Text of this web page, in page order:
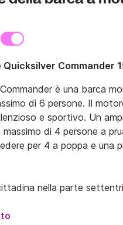
Commander
è una barca
di 6 persone. Il
e sportivo. Un
massimo di 4 persone a
per 4 a poppa e una
nella parte
Il nome significa